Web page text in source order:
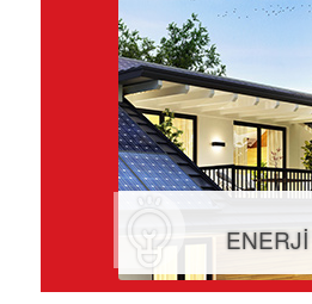
ENERJİ